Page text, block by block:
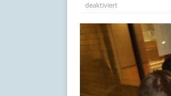
deaktiviert